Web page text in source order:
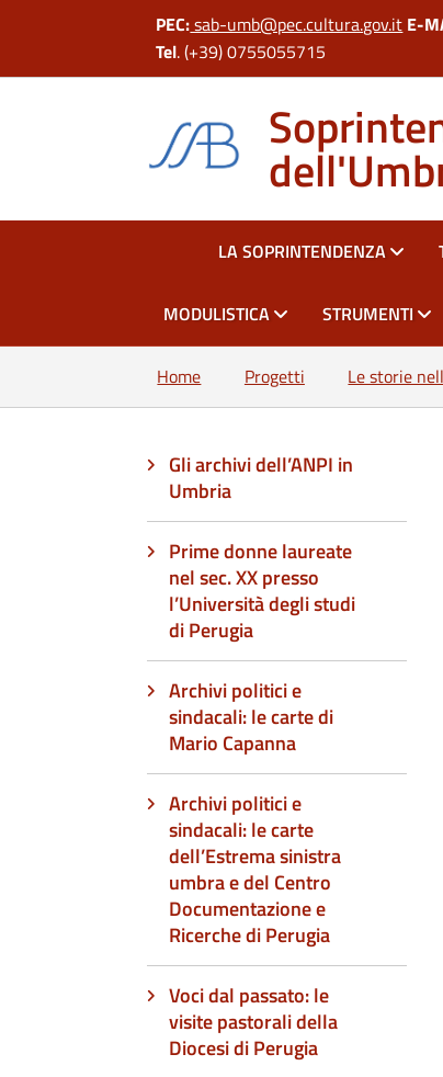
PEC:sab-umb@pec.cultura.gov.it E-
Tel. (+39) 0755055715
HOMELA SOPRINTENDENZA
MODULISTICA STRUMENTI
Home Progetti Le storie
Gli archivi dell’ANPI in
Umbria
Prime donne laureate
nel sec. XX presso
l’Università degli studi
di Perugia
Archivi politici e
sindacali: le carte di
Mario Capanna
Archivi politici e
sindacali: le carte
dell’Estrema sinistra
umbra e del Centro
Documentazione e
Ricerche di Perugia
Voci dal passato: le
visite pastorali della
Diocesi di Perugia